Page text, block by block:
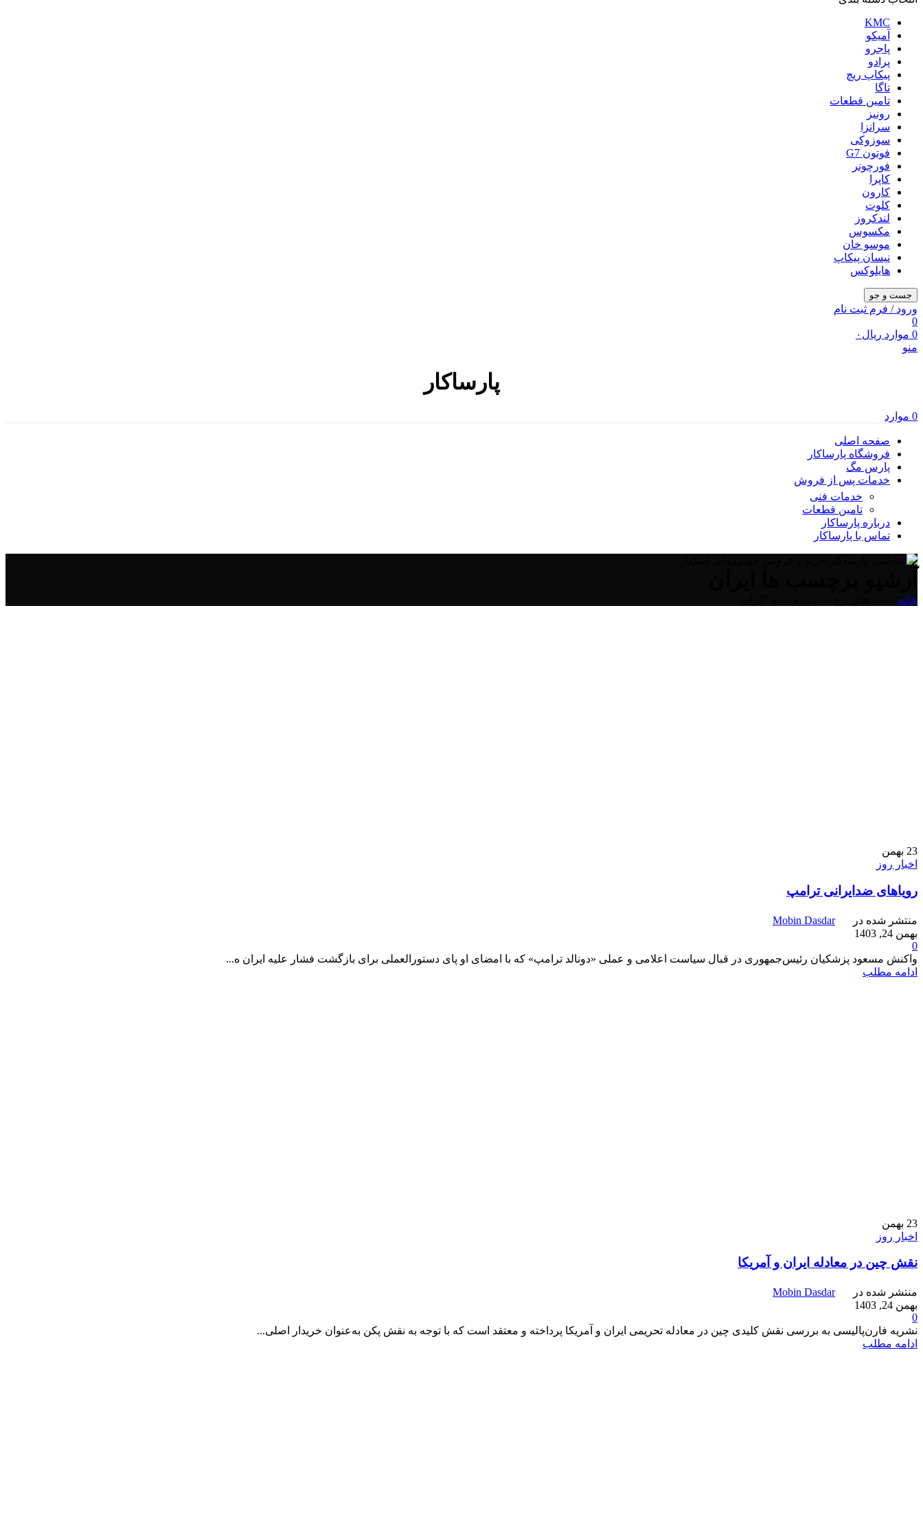
KMC
آمیکو
پاجرو
پرادو
پیکاپ ریچ
تاگا
تامین قطعات
رونیز
سرانزا
سوزوکی
فوتون G7
فورچونر
کاپرا
کارون
کلوت
لندکروز
مکسوس
موسو خان
نیسان پیکاپ
هایلوکس
جست و جو
ورود / فرم ثبت نام
0
0 موارد ریال ۰
منو
پارساکار
0 موارد
صفحه اصلی
فروشگاه پارساکار
پارس مگ
خدمات پس از فروش
خدمات فنی
تامین قطعات
درباره پارساکار
تماس با پارساکار
خانه
23 بهمن
اخبار روز
رویاهای ضدایرانی ترامپ
منتشر شده در
Mobin Dasdar
بهمن 24, 1403
0
واکنش مسعود پزشکیان رئیس‌جمهوری در قبال سیاست اعلامی و عملی «دونالد ترامپ» که با امضای او پای دستورالعملی برای بازگشت فشار علیه ایران ه...
ادامه مطلب
23 بهمن
اخبار روز
نقش چین در معادله ایران و آمریکا
منتشر شده در
Mobin Dasdar
بهمن 24, 1403
0
نشریه فارن‌پالیسی به بررسی نقش کلیدی چین در معادله تحریمی ایران و آمریکا پرداخته و معتقد است که با توجه به نقش پکن به‌عنوان خریدار اصلی...
ادامه مطلب